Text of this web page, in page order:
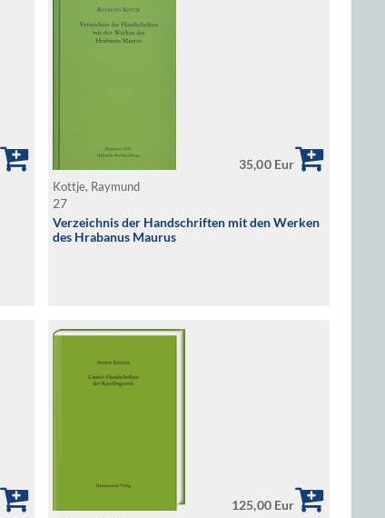
35,00 Eur
Kottje, Raymund
27
Verzeichnis der Handschriften mit den Werken
des Hrabanus Maurus
125,00 Eur